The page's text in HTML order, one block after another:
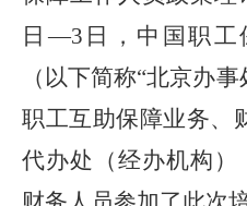
日—3 日，中国职
（以下简称“北京办
职工互助保障业务、
代办处（经办机构）